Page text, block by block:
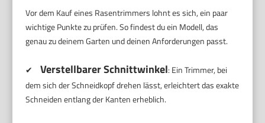
Vor dem Kauf eines Rasentrimmers lohnt es sich, ein paar
wichtige Punkte zu prüfen. So findest du ein Modell, das
genau zu deinem Garten und deinen Anforderungen passt.
✔ Verstellbarer Schnittwinkel: Ein Trimmer, bei
dem sich der Schneidkopf drehen lässt, erleichtert das exakte
Schneiden entlang der Kanten erheblich.